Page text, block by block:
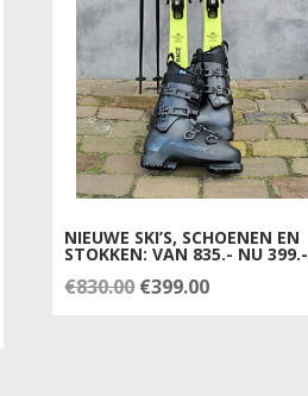
NIEUWE SKI’S, SCHOENEN EN
STOKKEN: VAN 835.- NU 399.-
€830.00 Oorspronkelijke
€399.00Huidige